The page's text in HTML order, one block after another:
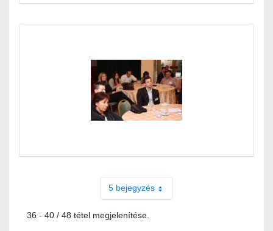
5 bejegyzés
36 - 40 / 48 tétel megjelenítése.